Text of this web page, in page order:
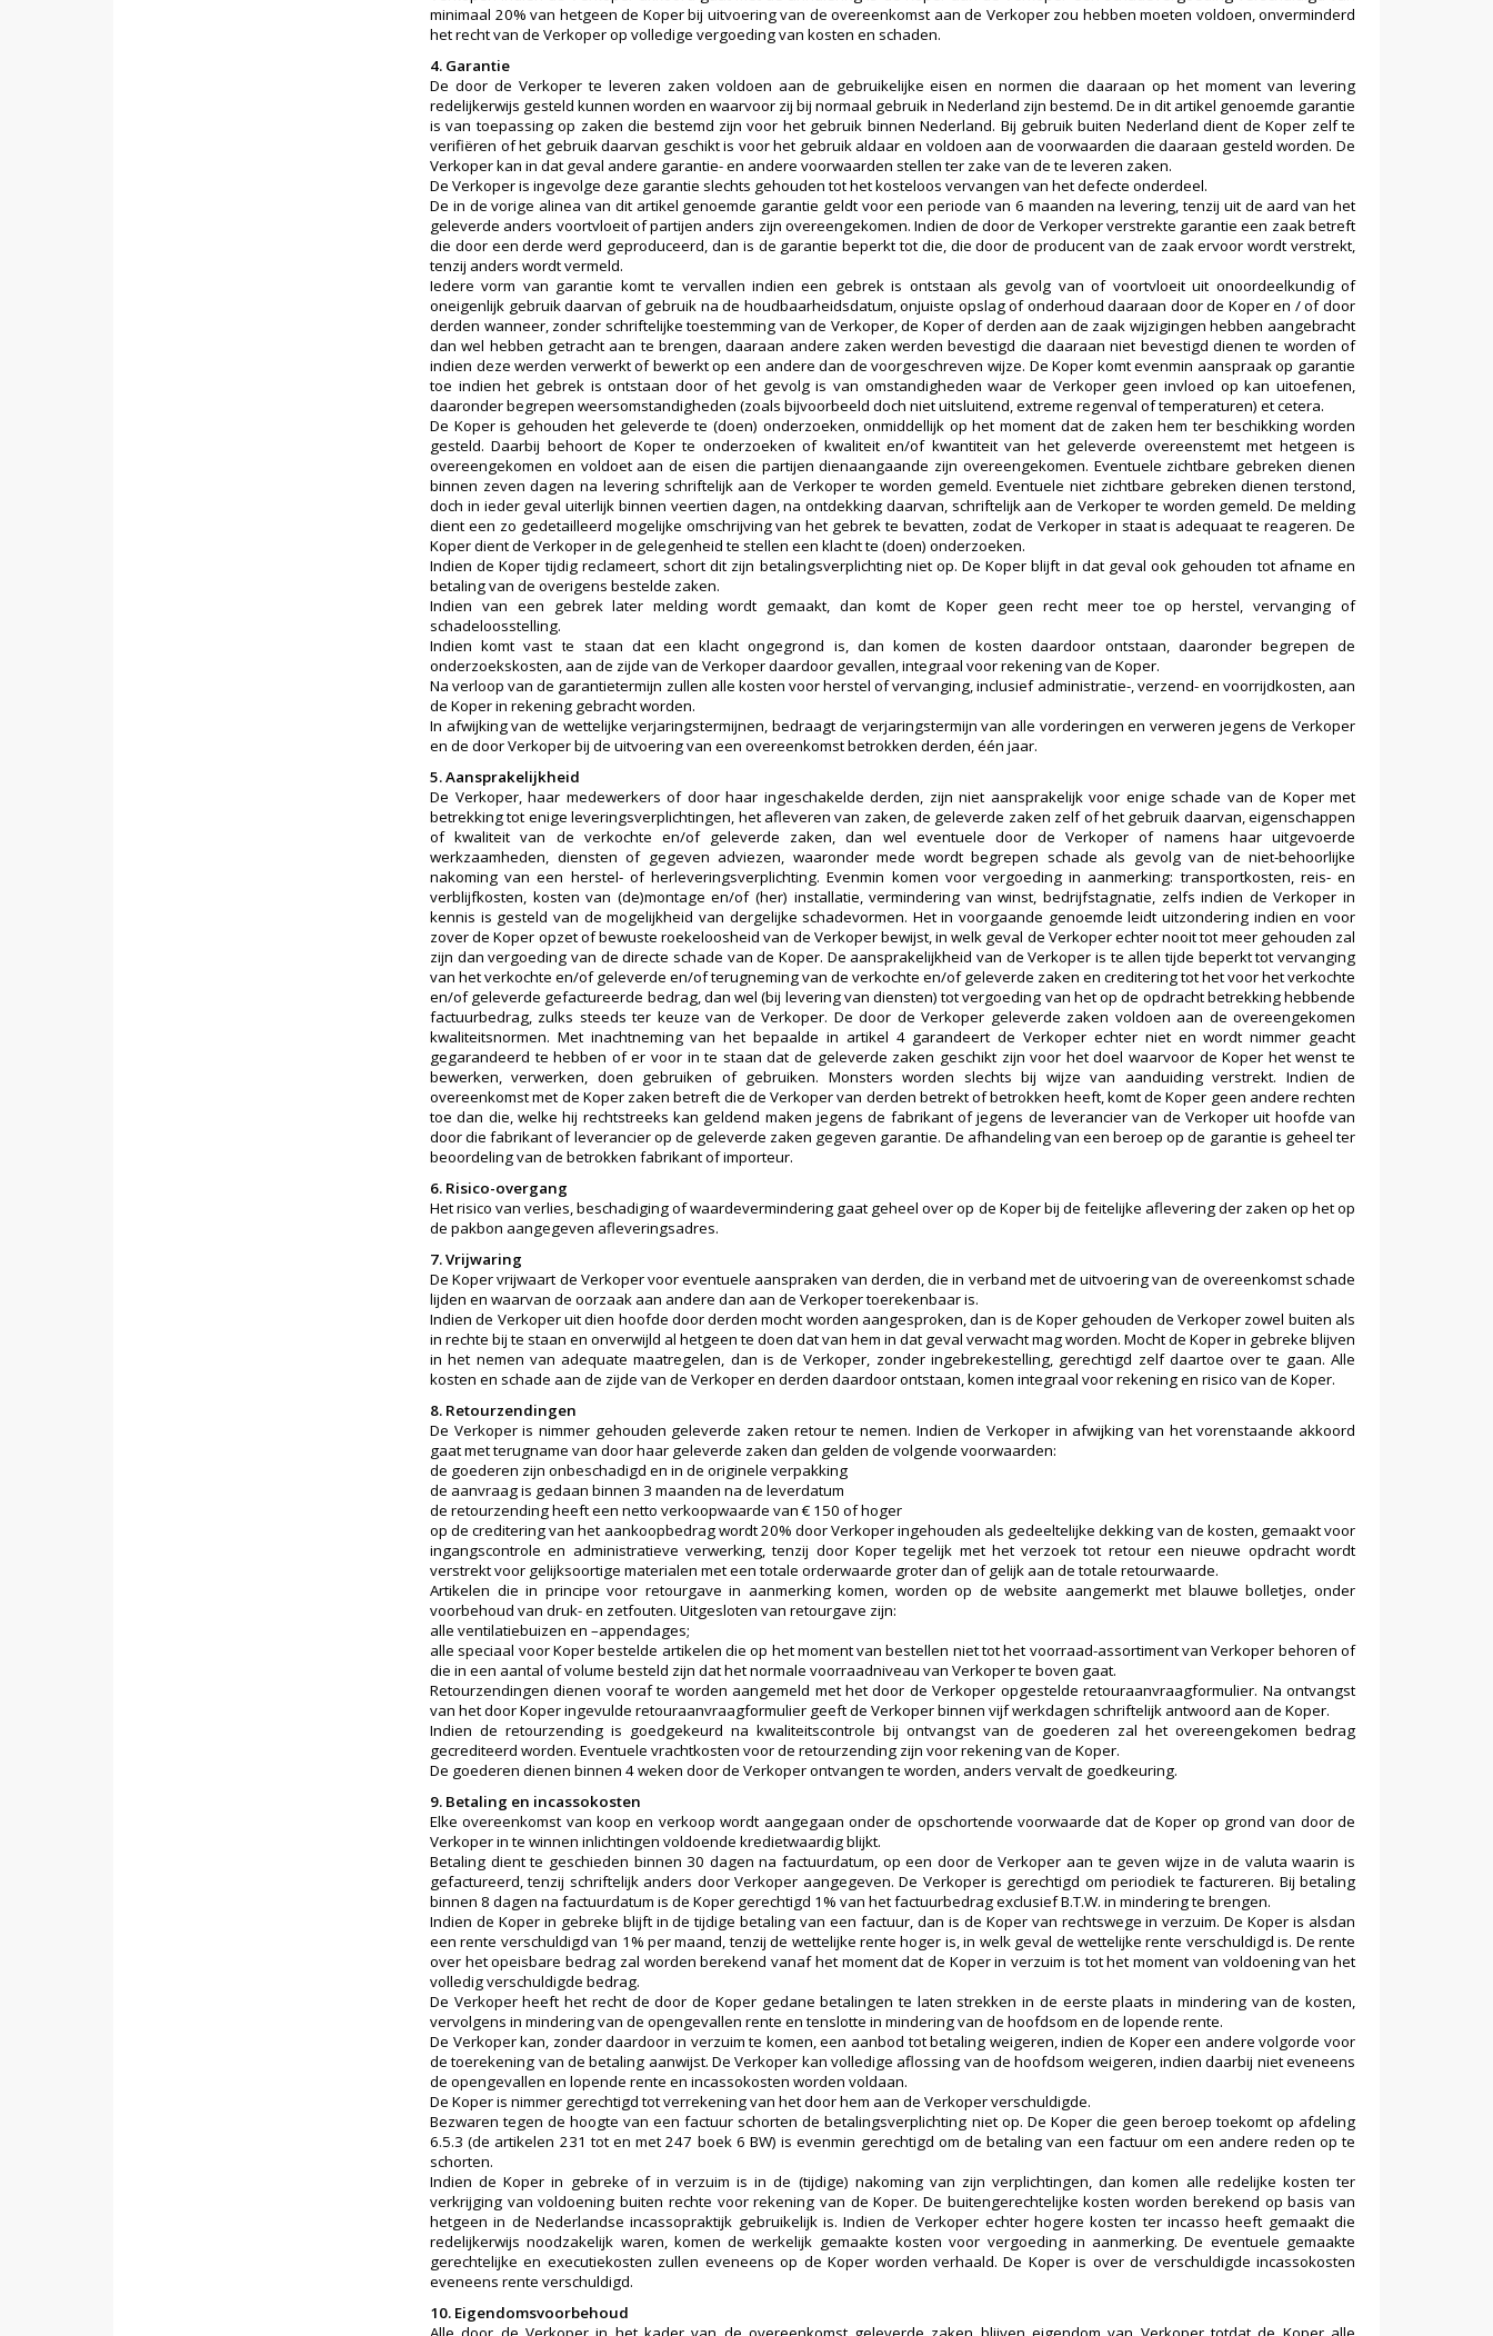
minimaal 20% van hetgeen de Koper bij uitvoering van de overeenkomst aan de Verkoper zou hebben moeten voldoen, onverminderd
het recht van de Verkoper op volledige vergoeding van kosten en schaden.
4. Garantie
De door de Verkoper te leveren zaken voldoen aan de gebruikelijke eisen en normen die daaraan op het moment van levering
redelijkerwijs gesteld kunnen worden en waarvoor zij bij normaal gebruik in Nederland zijn bestemd. De in dit artikel genoemde garantie
is van toepassing op zaken die bestemd zijn voor het gebruik binnen Nederland. Bij gebruik buiten Nederland dient de Koper zelf te
verifiëren of het gebruik daarvan geschikt is voor het gebruik aldaar en voldoen aan de voorwaarden die daaraan gesteld worden. De
Verkoper kan in dat geval andere garantie- en andere voorwaarden stellen ter zake van de te leveren zaken.
De Verkoper is ingevolge deze garantie slechts gehouden tot het kosteloos vervangen van het defecte onderdeel.
De in de vorige alinea van dit artikel genoemde garantie geldt voor een periode van 6 maanden na levering, tenzij uit de aard van het
geleverde anders voortvloeit of partijen anders zijn overeengekomen. Indien de door de Verkoper verstrekte garantie een zaak betreft
die door een derde werd geproduceerd, dan is de garantie beperkt tot die, die door de producent van de zaak ervoor wordt verstrekt,
tenzij anders wordt vermeld.
Iedere vorm van garantie komt te vervallen indien een gebrek is ontstaan als gevolg van of voortvloeit uit onoordeelkundig of
oneigenlijk gebruik daarvan of gebruik na de houdbaarheidsdatum, onjuiste opslag of onderhoud daaraan door de Koper en / of door
derden wanneer, zonder schriftelijke toestemming van de Verkoper, de Koper of derden aan de zaak wijzigingen hebben aangebracht
dan wel hebben getracht aan te brengen, daaraan andere zaken werden bevestigd die daaraan niet bevestigd dienen te worden of
indien deze werden verwerkt of bewerkt op een andere dan de voorgeschreven wijze. De Koper komt evenmin aanspraak op garantie
toe indien het gebrek is ontstaan door of het gevolg is van omstandigheden waar de Verkoper geen invloed op kan uitoefenen,
daaronder begrepen weersomstandigheden (zoals bijvoorbeeld doch niet uitsluitend, extreme regenval of temperaturen) et cetera.
De Koper is gehouden het geleverde te (doen) onderzoeken, onmiddellijk op het moment dat de zaken hem ter beschikking worden
gesteld. Daarbij behoort de Koper te onderzoeken of kwaliteit en/of kwantiteit van het geleverde overeenstemt met hetgeen is
overeengekomen en voldoet aan de eisen die partijen dienaangaande zijn overeengekomen. Eventuele zichtbare gebreken dienen
binnen zeven dagen na levering schriftelijk aan de Verkoper te worden gemeld. Eventuele niet zichtbare gebreken dienen terstond,
doch in ieder geval uiterlijk binnen veertien dagen, na ontdekking daarvan, schriftelijk aan de Verkoper te worden gemeld. De melding
dient een zo gedetailleerd mogelijke omschrijving van het gebrek te bevatten, zodat de Verkoper in staat is adequaat te reageren. De
Koper dient de Verkoper in de gelegenheid te stellen een klacht te (doen) onderzoeken.
Indien de Koper tijdig reclameert, schort dit zijn betalingsverplichting niet op. De Koper blijft in dat geval ook gehouden tot afname en
betaling van de overigens bestelde zaken.
Indien van een gebrek later melding wordt gemaakt, dan komt de Koper geen recht meer toe op herstel, vervanging of
schadeloosstelling.
Indien komt vast te staan dat een klacht ongegrond is, dan komen de kosten daardoor ontstaan, daaronder begrepen de
onderzoekskosten, aan de zijde van de Verkoper daardoor gevallen, integraal voor rekening van de Koper.
Na verloop van de garantietermijn zullen alle kosten voor herstel of vervanging, inclusief administratie-, verzend- en voorrijdkosten, aan
de Koper in rekening gebracht worden.
In afwijking van de wettelijke verjaringstermijnen, bedraagt de verjaringstermijn van alle vorderingen en verweren jegens de Verkoper
en de door Verkoper bij de uitvoering van een overeenkomst betrokken derden, één jaar.
5. Aansprakelijkheid
De Verkoper, haar medewerkers of door haar ingeschakelde derden, zijn niet aansprakelijk voor enige schade van de Koper met
betrekking tot enige leveringsverplichtingen, het afleveren van zaken, de geleverde zaken zelf of het gebruik daarvan, eigenschappen
of kwaliteit van de verkochte en/of geleverde zaken, dan wel eventuele door de Verkoper of namens haar uitgevoerde
werkzaamheden, diensten of gegeven adviezen, waaronder mede wordt begrepen schade als gevolg van de niet-behoorlijke
nakoming van een herstel- of herleveringsverplichting. Evenmin komen voor vergoeding in aanmerking: transportkosten, reis- en
verblijfkosten, kosten van (de)montage en/of (her) installatie, vermindering van winst, bedrijfstagnatie, zelfs indien de Verkoper in
kennis is gesteld van de mogelijkheid van dergelijke schadevormen. Het in voorgaande genoemde leidt uitzondering indien en voor
zover de Koper opzet of bewuste roekeloosheid van de Verkoper bewijst, in welk geval de Verkoper echter nooit tot meer gehouden zal
zijn dan vergoeding van de directe schade van de Koper. De aansprakelijkheid van de Verkoper is te allen tijde beperkt tot vervanging
van het verkochte en/of geleverde en/of terugneming van de verkochte en/of geleverde zaken en creditering tot het voor het verkochte
en/of geleverde gefactureerde bedrag, dan wel (bij levering van diensten) tot vergoeding van het op de opdracht betrekking hebbende
factuurbedrag, zulks steeds ter keuze van de Verkoper. De door de Verkoper geleverde zaken voldoen aan de overeengekomen
kwaliteitsnormen. Met inachtneming van het bepaalde in artikel 4 garandeert de Verkoper echter niet en wordt nimmer geacht
gegarandeerd te hebben of er voor in te staan dat de geleverde zaken geschikt zijn voor het doel waarvoor de Koper het wenst te
bewerken, verwerken, doen gebruiken of gebruiken. Monsters worden slechts bij wijze van aanduiding verstrekt. Indien de
overeenkomst met de Koper zaken betreft die de Verkoper van derden betrekt of betrokken heeft, komt de Koper geen andere rechten
toe dan die, welke hij rechtstreeks kan geldend maken jegens de fabrikant of jegens de leverancier van de Verkoper uit hoofde van
door die fabrikant of leverancier op de geleverde zaken gegeven garantie. De afhandeling van een beroep op de garantie is geheel ter
beoordeling van de betrokken fabrikant of importeur.
6. Risico-overgang
Het risico van verlies, beschadiging of waardevermindering gaat geheel over op de Koper bij de feitelijke aflevering der zaken op het op
de pakbon aangegeven afleveringsadres.
7. Vrijwaring
De Koper vrijwaart de Verkoper voor eventuele aanspraken van derden, die in verband met de uitvoering van de overeenkomst schade
lijden en waarvan de oorzaak aan andere dan aan de Verkoper toerekenbaar is.
Indien de Verkoper uit dien hoofde door derden mocht worden aangesproken, dan is de Koper gehouden de Verkoper zowel buiten als
in rechte bij te staan en onverwijld al hetgeen te doen dat van hem in dat geval verwacht mag worden. Mocht de Koper in gebreke blijven
in het nemen van adequate maatregelen, dan is de Verkoper, zonder ingebrekestelling, gerechtigd zelf daartoe over te gaan. Alle
kosten en schade aan de zijde van de Verkoper en derden daardoor ontstaan, komen integraal voor rekening en risico van de Koper.
8. Retourzendingen
De Verkoper is nimmer gehouden geleverde zaken retour te nemen. Indien de Verkoper in afwijking van het vorenstaande akkoord
gaat met terugname van door haar geleverde zaken dan gelden de volgende voorwaarden:
de goederen zijn onbeschadigd en in de originele verpakking
de aanvraag is gedaan binnen 3 maanden na de leverdatum
de retourzending heeft een netto verkoopwaarde van € 150 of hoger
op de creditering van het aankoopbedrag wordt 20% door Verkoper ingehouden als gedeeltelijke dekking van de kosten, gemaakt voor
ingangscontrole en administratieve verwerking, tenzij door Koper tegelijk met het verzoek tot retour een nieuwe opdracht wordt
verstrekt voor gelijksoortige materialen met een totale orderwaarde groter dan of gelijk aan de totale retourwaarde.
Artikelen die in principe voor retourgave in aanmerking komen, worden op de website aangemerkt met blauwe bolletjes, onder
voorbehoud van druk- en zetfouten. Uitgesloten van retourgave zijn:
alle ventilatiebuizen en –appendages;
alle speciaal voor Koper bestelde artikelen die op het moment van bestellen niet tot het voorraad-assortiment van Verkoper behoren of
die in een aantal of volume besteld zijn dat het normale voorraadniveau van Verkoper te boven gaat.
Retourzendingen dienen vooraf te worden aangemeld met het door de Verkoper opgestelde retouraanvraagformulier. Na ontvangst
van het door Koper ingevulde retouraanvraagformulier geeft de Verkoper binnen vijf werkdagen schriftelijk antwoord aan de Koper.
Indien de retourzending is goedgekeurd na kwaliteitscontrole bij ontvangst van de goederen zal het overeengekomen bedrag
gecrediteerd worden. Eventuele vrachtkosten voor de retourzending zijn voor rekening van de Koper.
De goederen dienen binnen 4 weken door de Verkoper ontvangen te worden, anders vervalt de goedkeuring.
9. Betaling en incassokosten
Elke overeenkomst van koop en verkoop wordt aangegaan onder de opschortende voorwaarde dat de Koper op grond van door de
Verkoper in te winnen inlichtingen voldoende kredietwaardig blijkt.
Betaling dient te geschieden binnen 30 dagen na factuurdatum, op een door de Verkoper aan te geven wijze in de valuta waarin is
gefactureerd, tenzij schriftelijk anders door Verkoper aangegeven. De Verkoper is gerechtigd om periodiek te factureren. Bij betaling
binnen 8 dagen na factuurdatum is de Koper gerechtigd 1% van het factuurbedrag exclusief B.T.W. in mindering te brengen.
Indien de Koper in gebreke blijft in de tijdige betaling van een factuur, dan is de Koper van rechtswege in verzuim. De Koper is alsdan
een rente verschuldigd van 1% per maand, tenzij de wettelijke rente hoger is, in welk geval de wettelijke rente verschuldigd is. De rente
over het opeisbare bedrag zal worden berekend vanaf het moment dat de Koper in verzuim is tot het moment van voldoening van het
volledig verschuldigde bedrag.
De Verkoper heeft het recht de door de Koper gedane betalingen te laten strekken in de eerste plaats in mindering van de kosten,
vervolgens in mindering van de opengevallen rente en tenslotte in mindering van de hoofdsom en de lopende rente.
De Verkoper kan, zonder daardoor in verzuim te komen, een aanbod tot betaling weigeren, indien de Koper een andere volgorde voor
de toerekening van de betaling aanwijst. De Verkoper kan volledige aflossing van de hoofdsom weigeren, indien daarbij niet eveneens
de opengevallen en lopende rente en incassokosten worden voldaan.
De Koper is nimmer gerechtigd tot verrekening van het door hem aan de Verkoper verschuldigde.
Bezwaren tegen de hoogte van een factuur schorten de betalingsverplichting niet op. De Koper die geen beroep toekomt op afdeling
6.5.3 (de artikelen 231 tot en met 247 boek 6 BW) is evenmin gerechtigd om de betaling van een factuur om een andere reden op te
schorten.
Indien de Koper in gebreke of in verzuim is in de (tijdige) nakoming van zijn verplichtingen, dan komen alle redelijke kosten ter
verkrijging van voldoening buiten rechte voor rekening van de Koper. De buitengerechtelijke kosten worden berekend op basis van
hetgeen in de Nederlandse incassopraktijk gebruikelijk is. Indien de Verkoper echter hogere kosten ter incasso heeft gemaakt die
redelijkerwijs noodzakelijk waren, komen de werkelijk gemaakte kosten voor vergoeding in aanmerking. De eventuele gemaakte
gerechtelijke en executiekosten zullen eveneens op de Koper worden verhaald. De Koper is over de verschuldigde incassokosten
eveneens rente verschuldigd.
10. Eigendomsvoorbehoud